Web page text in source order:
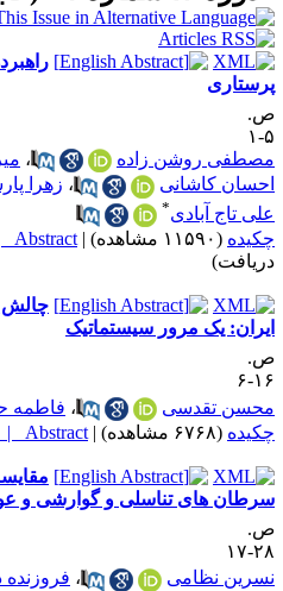
روشن زاده
،
کاشانی
،زهرا
تاج آبادی
(۱۱۵۹۰ مشاهده) |
Abstract |
چالش
یک مرور سیستماتیک
۶
تقدسی
،فاطمه
(۶۷۶۸ مشاهده) |
Abstract |
مقایسه
های تناسلی و گوارشی و
۱۷
نظامی
،فروزنده